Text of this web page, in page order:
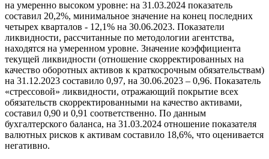
на умеренно высоком уровне: на 31.03.2024 показатель
составил 20,2%, минимальное значение на конец последних
четырех кварталов - 12,1% на 30.06.2023. Показатели
ликвидности, рассчитанные по методологии агентства,
находятся на умеренном уровне. Значение коэффициента
текущей ликвидности (отношение скорректированных на
качество оборотных активов к краткосрочным обязательствам)
на 31.12.2023 составило 0,97, на 30.06.2023 – 0,96. Показатель
«стрессовой» ликвидности, отражающий покрытие всех
обязательств скорректированными на качество активами,
составил 0,90 и 0,91 соответственно. По данным
бухгалтерского баланса, на 31.03.2024 отношение показателя
валютных рисков к активам составило 18,6%, что оценивается
негативно.